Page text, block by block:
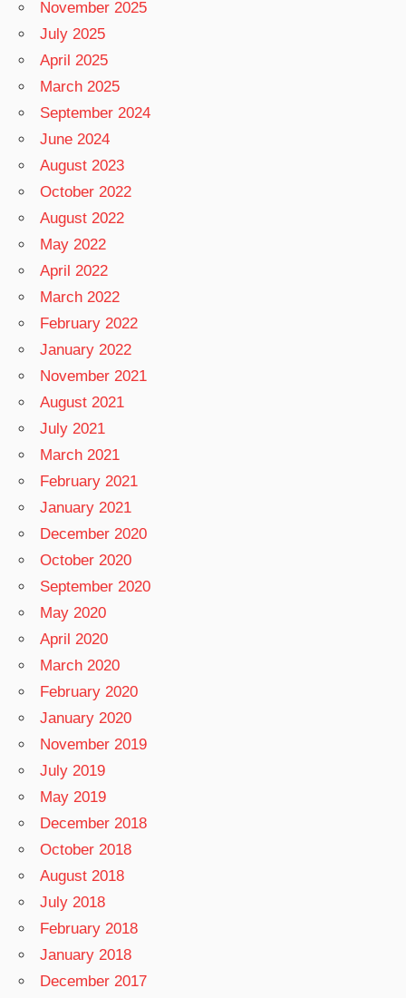
November 2025
July 2025
April 2025
March 2025
September 2024
June 2024
August 2023
October 2022
August 2022
May 2022
April 2022
March 2022
February 2022
January 2022
November 2021
August 2021
July 2021
March 2021
February 2021
January 2021
December 2020
October 2020
September 2020
May 2020
April 2020
March 2020
February 2020
January 2020
November 2019
July 2019
May 2019
December 2018
October 2018
August 2018
July 2018
February 2018
January 2018
December 2017